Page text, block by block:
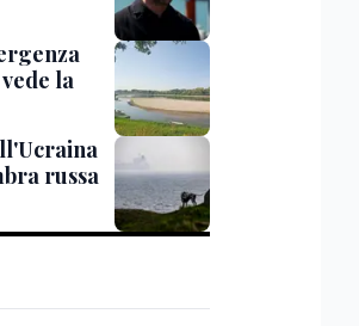
la
russa